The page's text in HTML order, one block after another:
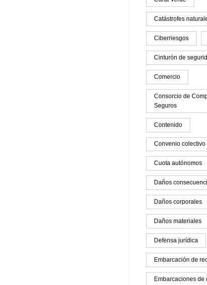
Catástrofes
Ciberriesgos
Cinturón de
Comercio
Consorcio de
Seguros
Contenido
Convenio colectivo
Cuota autónomos
Daños
Daños corporales
Daños materiales
Defensa jurídica
Embarcación de
Embarcaciones de